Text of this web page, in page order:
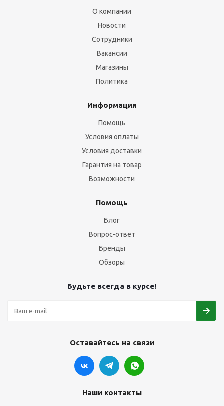
О компании
Новости
Сотрудники
Вакансии
Магазины
Политика
Информация
Помощь
Условия оплаты
Условия доставки
Гарантия на товар
Возможности
Помощь
Блог
Вопрос-ответ
Бренды
Обзоры
Будьте всегда в курсе!
Оставайтесь на связи
Наши контакты